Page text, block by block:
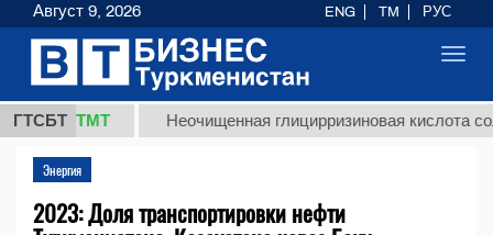
ГТСБТ
ТМТ Неочищенная глицирризиновая кислота
Энергия
2023: Доля транспортировки нефти
Август 9, 2026 ENG TM РУС